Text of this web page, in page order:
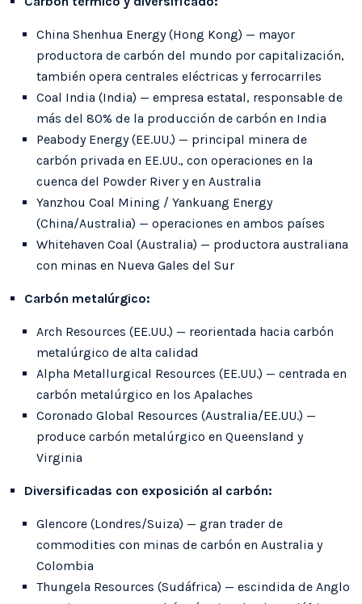
China Shenhua Energy (Hong Kong) — mayor
productora de carbón del mundo por capitalización,
también opera centrales eléctricas y ferrocarriles
Coal India (India) — empresa estatal, responsable de
más del 80% de la producción de carbón en India
Peabody Energy (EE.UU.) — principal minera de
carbón privada en EE.UU., con operaciones en la
cuenca del Powder River y en Australia
Yanzhou Coal Mining / Yankuang Energy
(China/Australia) — operaciones en ambos países
Whitehaven Coal (Australia) — productora australiana
con minas en Nueva Gales del Sur
Carbón metalúrgico:
Arch Resources (EE.UU.) — reorientada hacia carbón
metalúrgico de alta calidad
Alpha Metallurgical Resources (EE.UU.) — centrada en
carbón metalúrgico en los Apalaches
Coronado Global Resources (Australia/EE.UU.) —
produce carbón metalúrgico en Queensland y
Virginia
Diversificadas con exposición al carbón:
Glencore (Londres/Suiza) — gran trader de
commodities con minas de carbón en Australia y
Colombia
Thungela Resources (Sudáfrica) — escindida de Anglo